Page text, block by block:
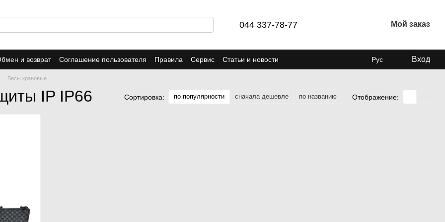
044 337-78-77 Мой заказ
и возврат Соглашение пользователя Правила Сервис
Статьи и новости
Рус Вход
Весы крановые
IP IP66 Сортировка: по популярности сначала дешевле по названию Отображение: